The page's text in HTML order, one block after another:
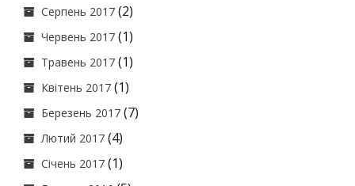
Серпень 2017 (2)
Червень 2017 (1)
Травень 2017 (1)
Квітень 2017 (1)
Березень 2017 (7)
Лютий 2017 (4)
Січень 2017 (1)